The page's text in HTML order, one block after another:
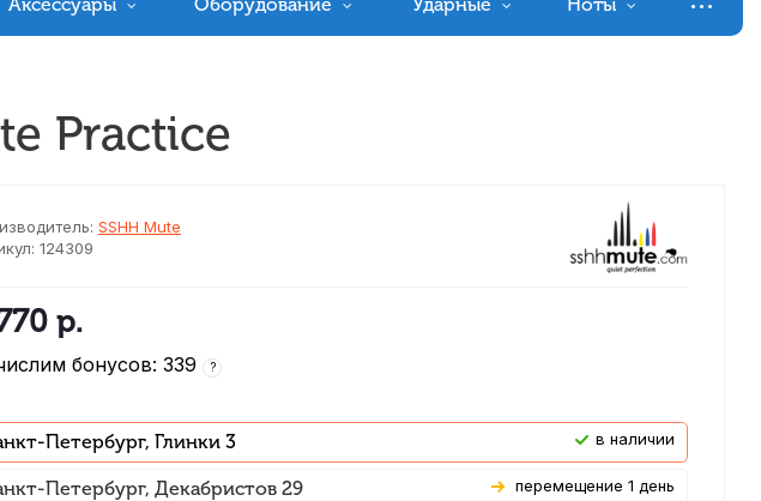
Practice
SSHH Mute
124309
р.
бонусов: 339 ?
Петербург, Глинки 3 В наличии
Петербург, Декабристов 29 Перемещение 1 день